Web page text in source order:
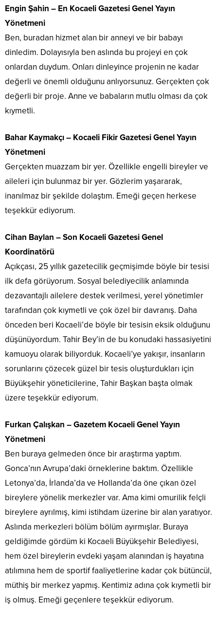
Engin Şahin – En Kocaeli Gazetesi Genel Yayın
Yönetmeni
Ben, buradan hizmet alan bir anneyi ve bir babayı
dinledim. Dolayısıyla ben aslında bu projeyi en çok
onlardan duydum. Onları dinleyince projenin ne kadar
değerli ve önemli olduğunu anlıyorsunuz. Gerçekten çok
değerli bir proje. Anne ve babaların mutlu olması da çok
kıymetli.
Bahar Kaymakçı – Kocaeli Fikir Gazetesi Genel Yayın
Yönetmeni
Gerçekten muazzam bir yer. Özellikle engelli bireyler ve
aileleri için bulunmaz bir yer. Gözlerim yaşararak,
inanılmaz bir şekilde dolaştım. Emeği geçen herkese
teşekkür ediyorum.
Cihan Baylan – Son Kocaeli Gazetesi Genel
Koordinatörü
Açıkçası, 25 yıllık gazetecilik geçmişimde böyle bir tesisi
ilk defa görüyorum. Sosyal belediyecilik anlamında
dezavantajlı ailelere destek verilmesi, yerel yönetimler
tarafından çok kıymetli ve çok özel bir davranış. Daha
önceden beri Kocaeli’de böyle bir tesisin eksik olduğunu
düşünüyordum. Tahir Bey’in de bu konudaki hassasiyetini
kamuoyu olarak biliyorduk. Kocaeli’ye yakışır, insanların
sorunlarını çözecek güzel bir tesis oluşturdukları için
Büyükşehir yöneticilerine, Tahir Başkan başta olmak
üzere teşekkür ediyorum.
Furkan Çalışkan – Gazetem Kocaeli Genel Yayın
Yönetmeni
Ben buraya gelmeden önce bir araştırma yaptım.
Gonca’nın Avrupa’daki örneklerine baktım. Özellikle
Letonya’da, İrlanda’da ve Hollanda’da öne çıkan özel
bireylere yönelik merkezler var. Ama kimi omurilik felçli
bireylere ayrılmış, kimi istihdam üzerine bir alan yaratıyor.
Aslında merkezleri bölüm bölüm ayırmışlar. Buraya
geldiğimde gördüm ki Kocaeli Büyükşehir Belediyesi,
hem özel bireylerin evdeki yaşam alanından iş hayatına
atılımına hem de sportif faaliyetlerine kadar çok bütüncül,
müthiş bir merkez yapmış. Kentimiz adına çok kıymetli bir
iş olmuş. Emeği geçenlere teşekkür ediyorum.